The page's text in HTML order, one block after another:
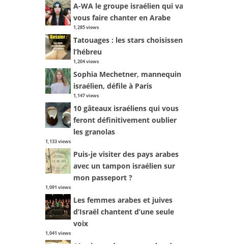
A-WA le groupe israélien qui va
vous faire chanter en Arabe
1,285 views
Tatouages : les stars choisissent
l’hébreu
1,204 views
Sophia Mechetner, mannequin
israélien, défile à Paris
1,147 views
10 gâteaux israéliens qui vous
feront définitivement oublier
les granolas
1,133 views
Puis-je visiter des pays arabes
avec un tampon israélien sur
mon passeport ?
1,091 views
Les femmes arabes et juives
d’Israël chantent d’une seule
voix
1,041 views